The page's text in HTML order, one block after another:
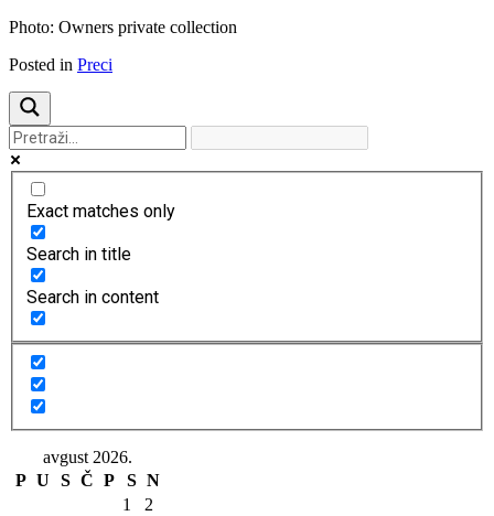
Photo: Owners private collection
Posted in Preci
Exact matches only
Search in title
Search in content
avgust 2026.
P U S Č P S N
1
2